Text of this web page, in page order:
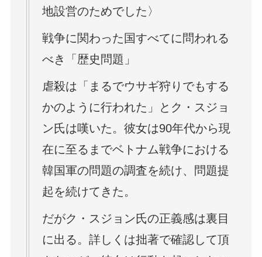
地設営のためでした〉
戦争に関わった国すべてに問われる
べき「歴史問題」
虐殺は「まるでウサギ狩りでもする
かのように行われた」とク・スジョ
ン氏は嘆いた。彼女は90年代から現
在に至るまでベトナム戦争における
韓国軍の問題の調査を続け、問題提
起を続けてきた。
だがク・スジョン氏の正義感は裏目
に出る。詳しくは拙著で確認して頂